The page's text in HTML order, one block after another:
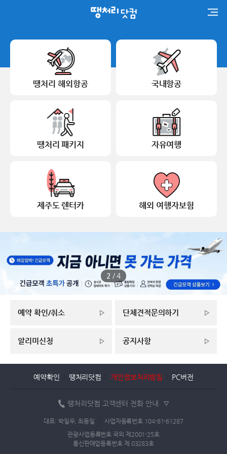
땡처리 해외항공 국내항공
땡처리 패키지 자유여행
제주도 렌터카 해외 여행자보험
2 /4
예약 확인/취소 단체견적문의하기
알리미신청 공지사항
예약확인 땡처리닷컴 개인정보처리방침 PC버전
땡처리닷컴 고객센터 전화 안내
대표: 박일우, 최동일
사업자등록번호 104-81-61287
관광사업등록번호 국외 제2001-25호
통신판매업등록번호 제 03283호